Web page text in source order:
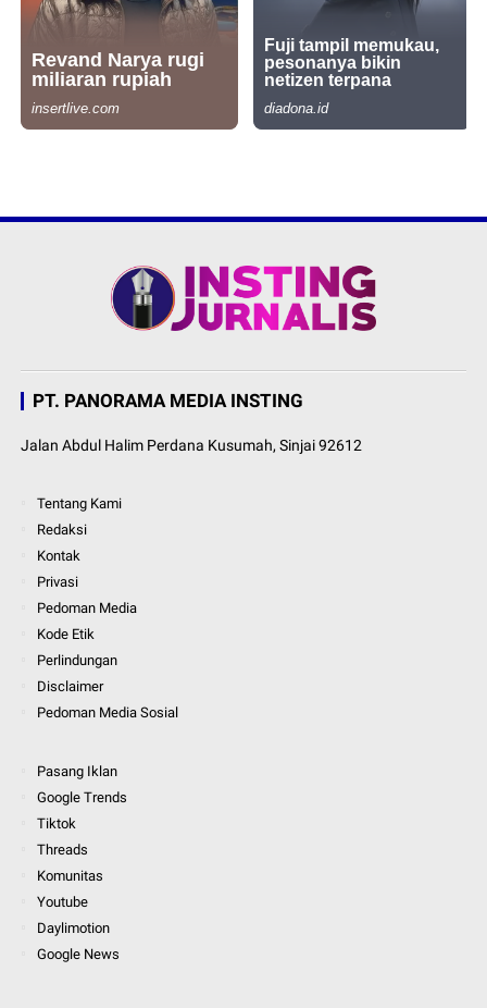
PT. PANORAMA MEDIA INSTING
Jalan Abdul Halim Perdana Kusumah, Sinjai 92612
Tentang Kami
Redaksi
Kontak
Privasi
Pedoman Media
Kode Etik
Perlindungan
Disclaimer
Pedoman Media Sosial
Pasang Iklan
Google Trends
Tiktok
Threads
Komunitas
Youtube
Daylimotion
Google News